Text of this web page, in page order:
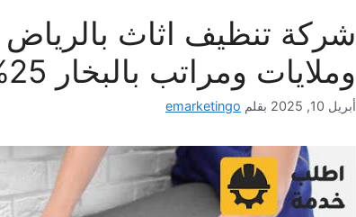
شركة تنظيف اثاث
وملايات ومراتب بالبخار 25% خصم
أبريل 10, 2025 بقلم emarketingo